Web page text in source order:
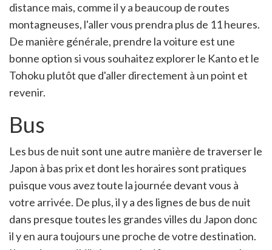
distance mais, comme il y a beaucoup de routes
montagneuses, l'aller vous prendra plus de 11 heures.
De manière générale, prendre la voiture est une
bonne option si vous souhaitez explorer le Kanto et le
Tohoku plutôt que d'aller directement à un point et
revenir.
Bus
Les bus de nuit sont une autre manière de traverser le
Japon à bas prix et dont les horaires sont pratiques
puisque vous avez toute la journée devant vous à
votre arrivée. De plus, il y a des lignes de bus de nuit
dans presque toutes les grandes villes du Japon donc
il y en aura toujours une proche de votre destination.